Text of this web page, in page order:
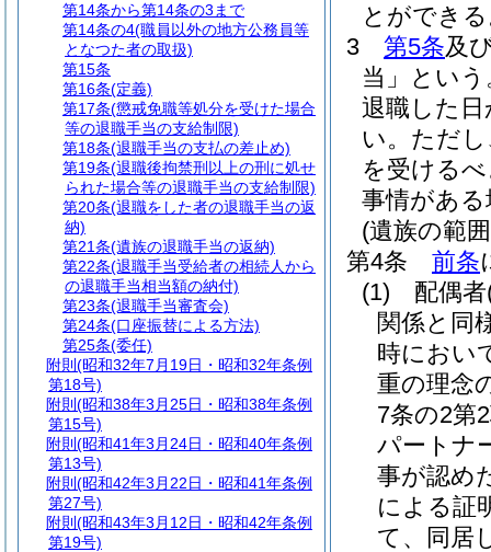
とができ
3
第5条及
当」という
退職した
い。 ただ
を受ける
事情があ
(遺族の範
第4条
前条
(1)
配偶者
関係と同
時におい
重の理念
7条の2第
パートナ
事が認め
による証
て、同居
第14条から第14条の3まで
第14条の4(職員以外の地方公務員等
となつた者の取扱)
第15条
第16条(定義)
第17条(懲戒免職等処分を受けた場合
等の退職手当の支給制限)
第18条(退職手当の支払の差止め)
第19条(退職後拘禁刑以上の刑に処せ
られた場合等の退職手当の支給制限)
第20条(退職をした者の退職手当の返
納)
第21条(遺族の退職手当の返納)
第22条(退職手当受給者の相続人から
の退職手当相当額の納付)
第23条(退職手当審査会)
第24条(口座振替による方法)
第25条(委任)
附則 (昭和32年7月19日・昭和32年条例
第18号)
附則 (昭和38年3月25日・昭和38年条例
第15号)
附則 (昭和41年3月24日・昭和40年条例
第13号)
附則 (昭和42年3月22日・昭和41年条例
第27号)
附則 (昭和43年3月12日・昭和42年条例
第19号)